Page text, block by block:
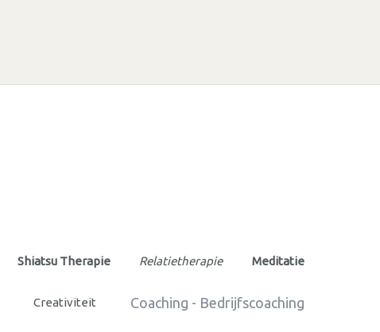
Shiatsu Therapie Relatietherapie Meditatie
Creativiteit Coaching - Bedrijfscoaching